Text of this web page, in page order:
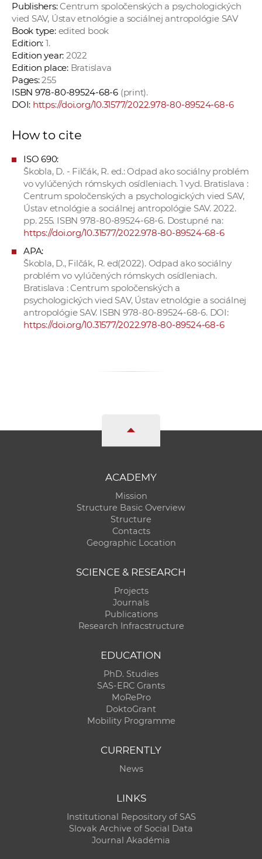
Publishers:Centrum spoločenských a psychologických
vied SAV, Ústav etnológie a sociálnej antropológie SAV
Book type:edited book
Edition: 1.
Edition year: 2022
Edition place:Bratislava
Pages:255
ISBN 978-80-89524-68-6 (print).
DOI: https://doi.org/10.31577/2022.978-80-89524-68-6
How to cite
ISO 690:
Škobla, D. - Filčák, R. ed.: Odpad ako sociálny problém
vo vylúčených rómskych osídleniach. 1 vyd. Bratislava :
Centrum spoločenských a psychologických vied SAV,
Ústav etnológie a sociálnej antropológie SAV. 2022.
pp. 255. ISBN 978-80-89524-68-6. Dostupné na:
https://doi.org/10.31577/2022.978-80-89524-68-6
APA:
Škobla, D., Filčák, R. ed(2022). Odpad ako sociálny
problém vo vylúčených rómskych osídleniach.
Bratislava : Centrum spoločenských a
psychologických vied SAV, Ústav etnológie a sociálnej
antropológie SAV. ISBN 978-80-89524-68-6. DOI:
https://doi.org/10.31577/2022.978-80-89524-68-6
ACADEMY
Mission
Structure Basic Overview
Structure
Contacts
Geographic Location
SCIENCE & RESEARCH
Projects
Journals
Publications
Research Infracstructure
EDUCATION
PhD. Studies
SAS-ERC Grants
MoRePro
DoktoGrant
Mobility Programme
CURRENTLY
News
LINKS
Institutional Repository of SAS
Slovak Archive of Social Data
Journal Akadémia